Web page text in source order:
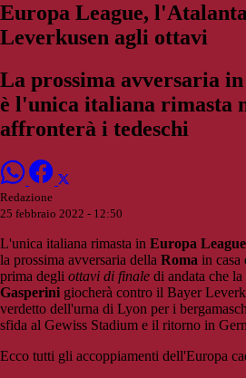
Europa League,
Leverkusen agli ottavi
La prossima avversaria in
è l'unica italiana rimasta
affronterà i tedeschi
Redazione
25 febbraio 2022 - 12:50
L'unica italiana rimasta in Europa League
la prossima avversaria della Roma in casa
prima degli ottavi di finale di andata che
Gasperini giocherà contro il Bayer
verdetto dell'urna di Lyon per i
sfida al Gewiss Stadium e il ritorno in
Ecco tutti gli accoppiamenti dell'Europa